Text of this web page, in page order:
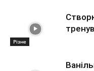
Різне